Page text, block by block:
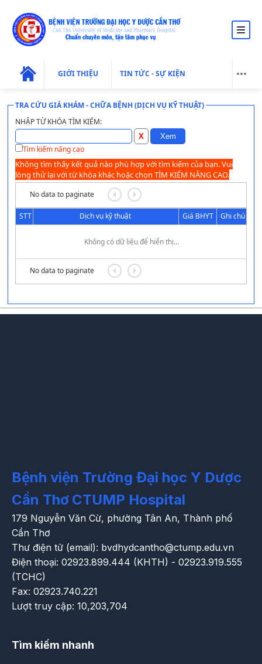
GIỚI THIỆU TIN TỨC - SỰ KIỆN
TRA CỨU GIÁ KHÁM - CHỮA BỆNH (DỊCH VỤ KỸ THUẬT)
NHẬP TỪ KHÓA TÌM KIẾM:
Tìm kiếm nâng cao
Không tìm thấy kết quả nào phù hợp với tìm kiếm của bạn. Vui
lòng thử lại với từ khóa khác hoặc chọn TÌM KIẾM NÂNG CAO.
No data to paginate
STT Dịch vụ kỹ thuật Giá BHYT Ghi chú
Không có dữ liệu để hiển thị...
No data to paginate
Bệnh viện Trường Đại học Y Dược
Cần Thơ CTUMP Hospital
179 Nguyễn Văn Cừ, phường Tân An, Thành phố
Cần Thơ
Thư điện tử (email): bvdhydcantho@ctump.edu.vn
Điện thoại: 02923.899.444 (KHTH) - 02923.919.555
(TCHC)
Fax: 02923.740.221
Lượt truy cập: 10,203,704
Tìm kiếm nhanh